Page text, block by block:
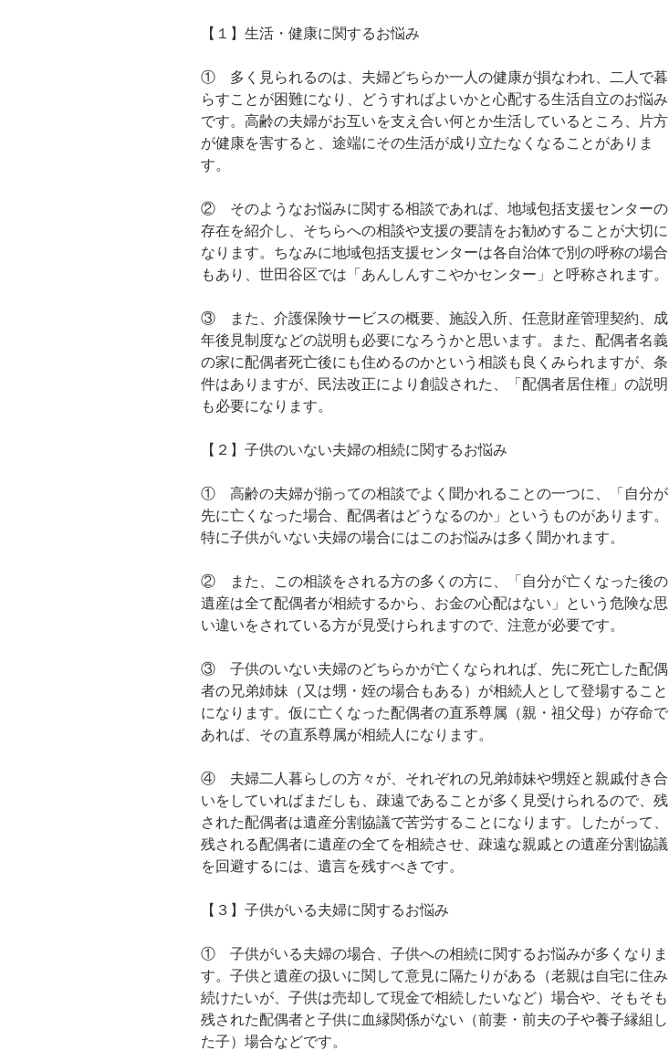
【１】生活・健康に関するお悩み
① 多く見られるのは、夫婦どちらか一人の健康が損なわれ、二人で暮
らすことが困難になり、どうすればよいかと心配する生活自立のお悩み
です。高齢の夫婦がお互いを支え合い何とか生活しているところ、片方
が健康を害すると、途端にその生活が成り立たなくなることがありま
す。
② そのようなお悩みに関する相談であれば、地域包括支援センターの
存在を紹介し、そちらへの相談や支援の要請をお勧めすることが大切に
なります。ちなみに地域包括支援センターは各自治体で別の呼称の場合
もあり、世田谷区では「あんしんすこやかセンター」と呼称されます。
③ また、介護保険サービスの概要、施設入所、任意財産管理契約、成
年後見制度などの説明も必要になろうかと思います。また、配偶者名義
の家に配偶者死亡後にも住めるのかという相談も良くみられますが、条
件はありますが、民法改正により創設された、「配偶者居住権」の説明
も必要になります。
【２】子供のいない夫婦の相続に関するお悩み
① 高齢の夫婦が揃っての相談でよく聞かれることの一つに、「自分が
先に亡くなった場合、配偶者はどうなるのか」というものがあります。
特に子供がいない夫婦の場合にはこのお悩みは多く聞かれます。
② また、この相談をされる方の多くの方に、「自分が亡くなった後の
遺産は全て配偶者が相続するから、お金の心配はない」という危険な思
い違いをされている方が見受けられますので、注意が必要です。
③ 子供のいない夫婦のどちらかが亡くなられれば、先に死亡した配偶
者の兄弟姉妹（又は甥・姪の場合もある）が相続人として登場すること
になります。仮に亡くなった配偶者の直系尊属（親・祖父母）が存命で
あれば、その直系尊属が相続人になります。
④ 夫婦二人暮らしの方々が、それぞれの兄弟姉妹や甥姪と親戚付き合
いをしていればまだしも、疎遠であることが多く見受けられるので、残
された配偶者は遺産分割協議で苦労することになります。したがって、
残される配偶者に遺産の全てを相続させ、疎遠な親戚との遺産分割協議
を回避するには、遺言を残すべきです。
【３】子供がいる夫婦に関するお悩み
① 子供がいる夫婦の場合、子供への相続に関するお悩みが多くなりま
す。子供と遺産の扱いに関して意見に隔たりがある（老親は自宅に住み
続けたいが、子供は売却して現金で相続したいなど）場合や、そもそも
残された配偶者と子供に血縁関係がない（前妻・前夫の子や養子縁組し
た子）場合などです。